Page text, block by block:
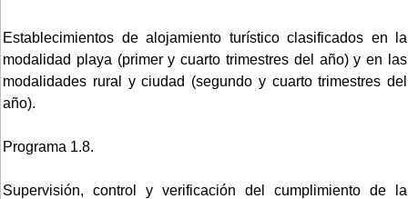
Establecimientos de alojamiento turístico clasificados en la
modalidad playa (primer y cuarto trimestres del año) y en las
modalidades rural y ciudad (segundo y cuarto trimestres del
año).
Programa 1.8.
Supervisión, control y verificación del cumplimiento de la